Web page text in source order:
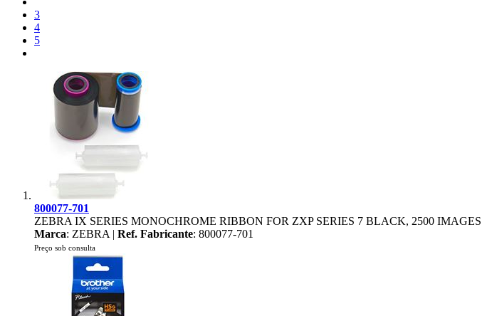
3
4
5
800077-701
ZEBRA IX SERIES MONOCHROME RIBBON FOR ZXP SERIES 7 BLACK, 2500 IMAGES
Marca: ZEBRA | Ref. Fabricante: 800077-701
Preço sob consulta